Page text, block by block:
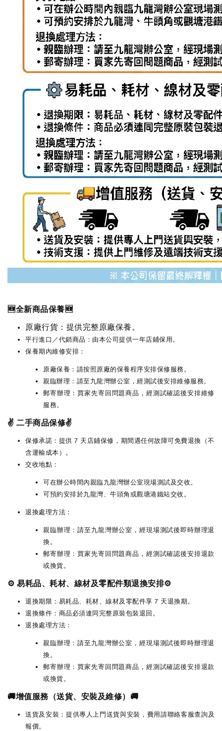
🆕全新商品保養🆕
原廠行貨：提供完整原廠保養。
平行進口／代銷商品：由本公司提供一年店鋪保用。
保養期內維修安排：
原廠保養：請按照原廠的保養程序安排保修服務。
親臨辦理：請至九龍灣辦公室，經測試後安排維修服務。
郵寄辦理：買家先寄回問題商品，經測試確認後安排維修
服務。
✌️ 二手商品保修✌️
保修承諾：提供 7 天店鋪保修，期間遇任何故障可免費退換（不
含運輸成本）。
交收地點：
可在辦公時間內親臨九龍灣辦公室現場測試及交收。
可預約安排於九龍灣、牛頭角或觀塘港鐵站交收。
退換處理方法：
親臨辦理：請至九龍灣辦公室，經現場測試後即時辦理退
換。
郵寄辦理：買家先寄回問題商品，經測試確認後安排退款
或換貨。
⚙️ 易耗品、耗材、線材及零配件類退換安排⚙️
退換期限：易耗品、耗材、線材及零配件享 7 天退換期。
退換條件：商品必須連同完整原裝包裝退回。
退換處理方法：
親臨辦理：請至九龍灣辦公室，經現場測試後即時辦理退
換。
郵寄辦理：買家先寄回問題商品，經測試確認後安排退款
或換貨。
🚚增值服務（送貨、安裝及維修）🚚
送貨及安裝：提供專人上門送貨與安裝，費用請聯絡客服查詢及
報價。